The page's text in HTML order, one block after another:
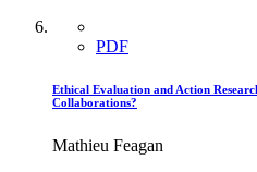
PDF
Ethical Evaluation and Action
Collaborations?
Mathieu Feagan